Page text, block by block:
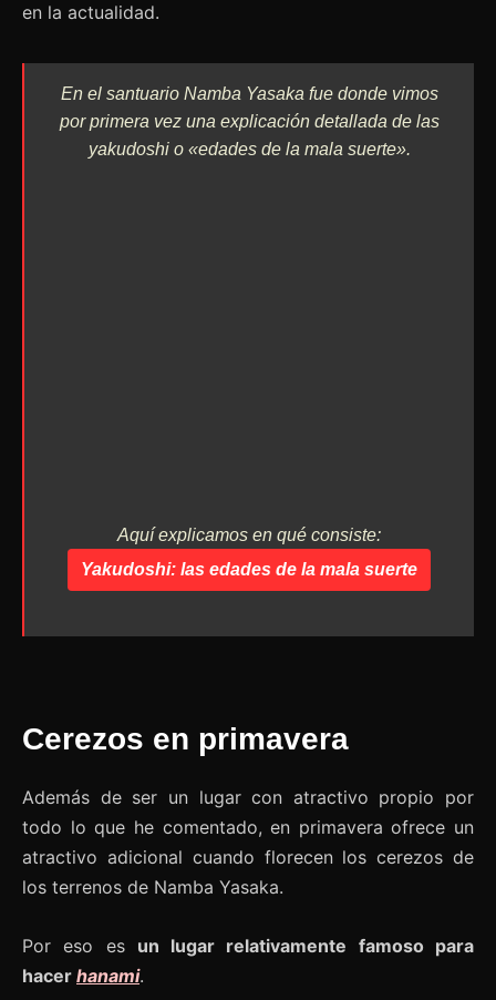
en la actualidad.
En el santuario Namba Yasaka fue donde vimos
por primera vez una explicación detallada de las
yakudoshi o «edades de la mala suerte».
Aquí explicamos en qué consiste:
Yakudoshi: las edades de la mala suerte
Cerezos en primavera
Además de ser un lugar con atractivo propio por
todo lo que he comentado, en primavera ofrece un
atractivo adicional cuando florecen los cerezos de
los terrenos de Namba Yasaka.
Por eso es un lugar relativamente famoso para
hacer hanami.